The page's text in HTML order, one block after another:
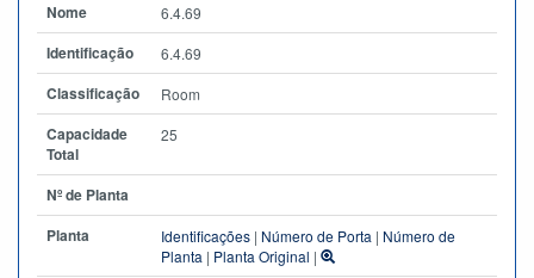
Nome
6.4.69
Identificação 6.4.69
Classificação Room
Capacidade
Total
25
Nº de Planta
Planta
Identificações | Número de Porta | Número de
Planta | Planta Original |